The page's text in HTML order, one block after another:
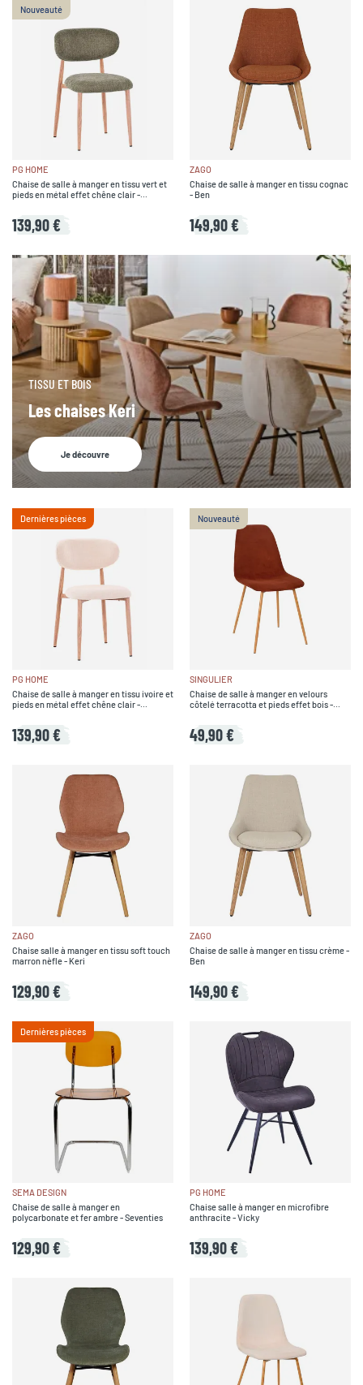
praticité. Faites votre achat chaise parmi une large liste d’articles
disponibles avec livraison rapide et profitez de chaises adaptées à
votre intérieur, votre salle à manger ou votre cuisine.
Nouveauté
PG HOME
Chaise de salle à manger en tissu vert et
pieds en métal effet chêne clair -
139,90 €
ZAGO
Chaise de salle à manger en tissu cognac
- Ben
149,90 €
TISSU ET BOIS
Les chaises Keri
Je découvre
Dernières pièces
PG HOME
Chaise de salle à manger en tissu ivoire et
pieds en métal effet chêne clair -
139,90 €
Nouveauté
SINGULIER
Chaise de salle à manger en velours
côtelé terracotta et pieds effet bois -
49,90 €
ZAGO
Chaise salle à manger en tissu soft touch
marron nèfle - Keri
129,90 €
ZAGO
Chaise de salle à manger en tissu crème -
Ben
149,90 €
Dernières pièces
SEMA DESIGN
Chaise de salle à manger en
polycarbonate et fer ambre - Seventies
129,90 €
PG HOME
Chaise salle à manger en microfibre
anthracite - Vicky
139,90 €